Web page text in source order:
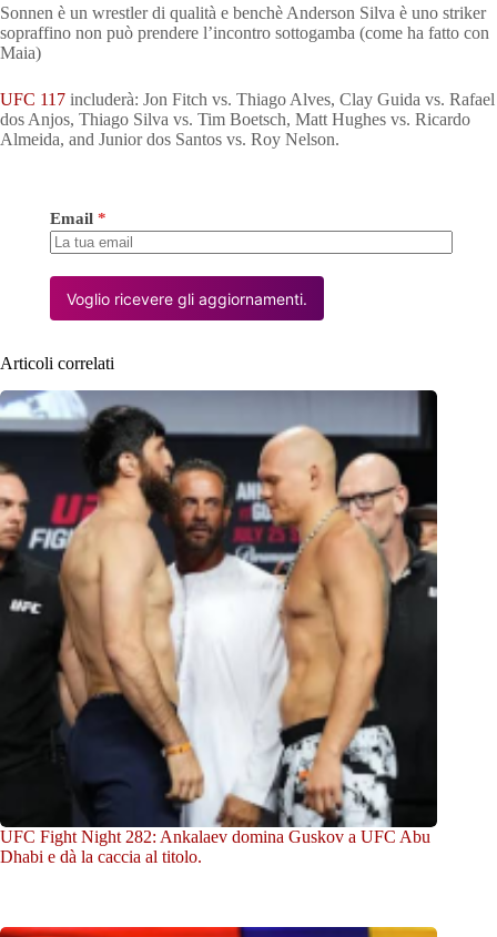
Sonnen è un wrestler di qualità e benchè Anderson Silva è uno striker
sopraffino non può prendere l’incontro sottogamba (come ha fatto con
Maia)
UFC 117 includerà: Jon Fitch vs. Thiago Alves, Clay Guida vs. Rafael
dos Anjos, Thiago Silva vs. Tim Boetsch, Matt Hughes vs. Ricardo
Almeida, and Junior dos Santos vs. Roy Nelson.
Email *
Voglio ricevere gli aggiornamenti.
Articoli correlati
UFC Fight Night 282: Ankalaev domina Guskov a UFC Abu
Dhabi e dà la caccia al titolo.